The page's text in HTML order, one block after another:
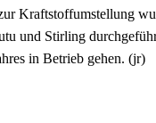
Kraftstoffumstellung
und Stirling
in Betrieb gehen. (jr)